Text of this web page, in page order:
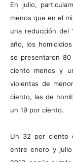
En julio,
menos que en el
una reducción del
año, los
se presentaron
ciento menos y
violentas de
ciento, las de
un 19 por ciento.
Un 32 por ciento
entre enero y